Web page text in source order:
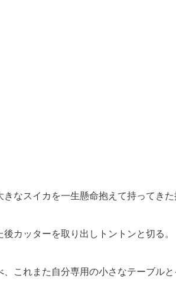
なスイカを一生懸命抱えて持ってきた
カッターを取り出しトントンと切る。
これまた自分専用の小さなテーブル